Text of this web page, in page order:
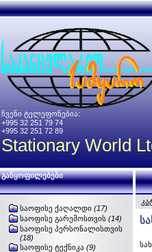
ჩვენი ტელეფონებია:
+995 32 251 79 74
+995 32 251 72 89
Stationary World
განყოფილებები
საოფისე ქაღალდი (17)
საოფისე გარემოსთვის (14)
საოფისე პერსონალისთვის
(18)
საოფისე ტექნიკა (9)